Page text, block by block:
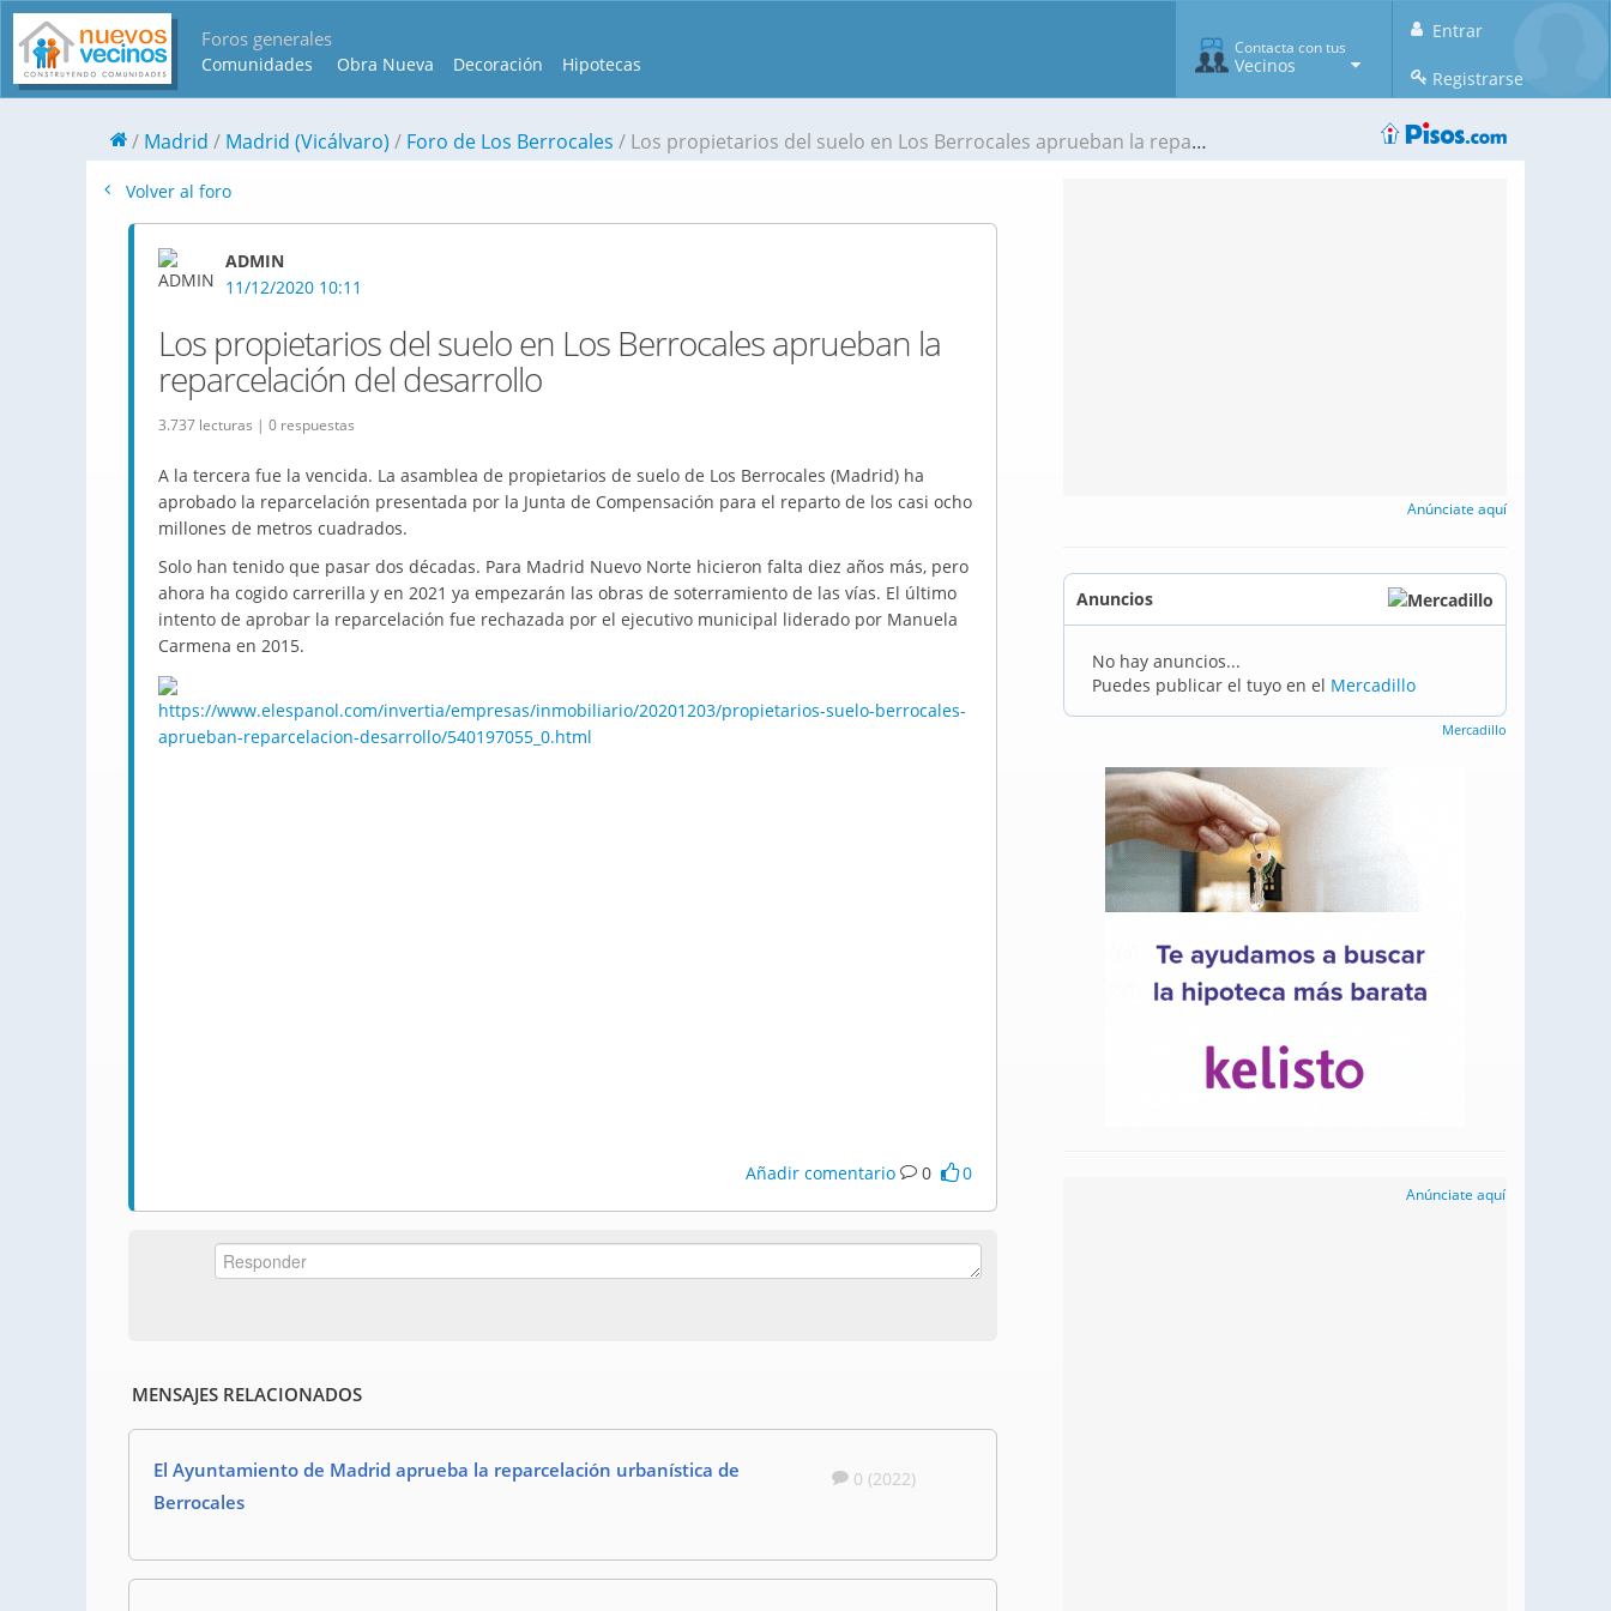
Foros generales
Comunidades Obra Nueva Decoración Hipotecas
Entrar
Registrarse
Contacta con tus
Vecinos
Madrid Madrid (Vicálvaro) Foro de Los Berrocales Los propietarios del suelo en Los Berrocales aprueban la reparcelación del desarrollo
Volver al foro
ADMIN
11/12/2020 10:11
Los propietarios del suelo en Los Berrocales aprueban la
reparcelación del desarrollo
3.737 lecturas | 0 respuestas
A la tercera fue la vencida. La asamblea de propietarios de suelo de Los Berrocales (Madrid) ha
aprobado la reparcelación presentada por la Junta de Compensación para el reparto de los casi ocho
millones de metros cuadrados.
Solo han tenido que pasar dos décadas. Para Madrid Nuevo Norte hicieron falta diez años más, pero
ahora ha cogido carrerilla y en 2021 ya empezarán las obras de soterramiento de las vías. El último
intento de aprobar la reparcelación fue rechazada por el ejecutivo municipal liderado por Manuela
Carmena en 2015.
https://www.elespanol.com/invertia/empresas/inmobiliario/20201203/propietarios-suelo-berrocales-
aprueban-reparcelacion-desarrollo/540197055_0.html
Añadir comentario 0 0
MENSAJES RELACIONADOS
El Ayuntamiento de Madrid aprueba la reparcelación urbanística de
Berrocales
0 (2022)
Anúnciate aquí
Anuncios
No hay anuncios...
Puedes publicar el tuyo en el Mercadillo
Mercadillo
Anúnciate aquí